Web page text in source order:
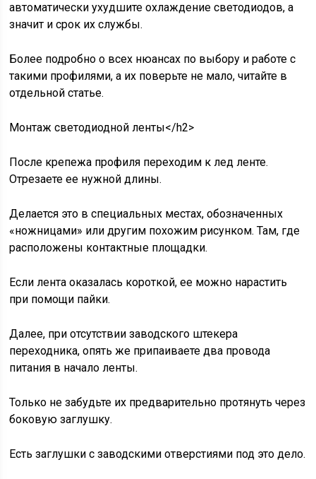
автоматически ухудшите охлаждение светодиодов, а
значит и срок их службы.
Более подробно о всех нюансах по выбору и работе с
такими профилями, а их поверьте не мало, читайте в
отдельной статье.
Монтаж светодиодной ленты</h2>
После крепежа профиля переходим к лед ленте.
Отрезаете ее нужной длины.
Делается это в специальных местах, обозначенных
«ножницами» или другим похожим рисунком. Там, где
расположены контактные площадки.
Если лента оказалась короткой, ее можно нарастить
при помощи пайки.
Далее, при отсутствии заводского штекера
переходника, опять же припаиваете два провода
питания в начало ленты.
Только не забудьте их предварительно протянуть через
боковую заглушку.
Есть заглушки с заводскими отверстиями под это дело.